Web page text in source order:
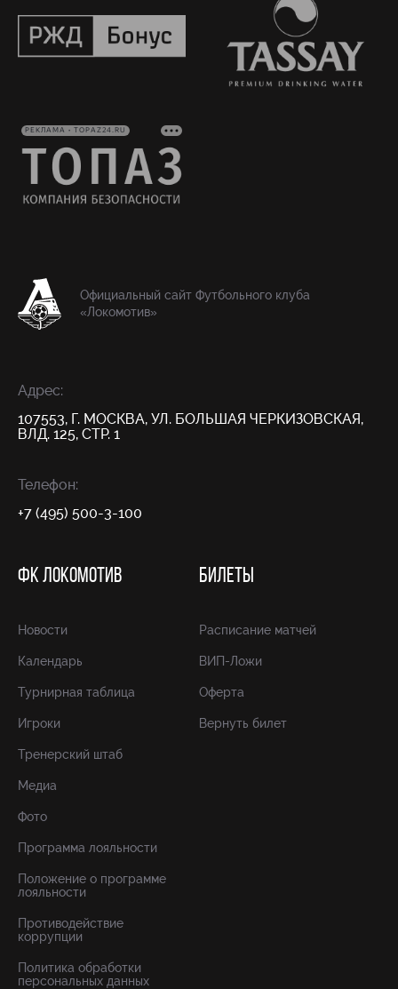
РЕКЛАМА • TOPAZ24.RU
Официальный сайт Футбольного клуба
«Локомотив»
Адрес:
107553, Г. МОСКВА, УЛ. БОЛЬШАЯ ЧЕРКИЗОВСКАЯ,
ВЛД. 125, СТР. 1
Телефон:
+7 (495) 500-3-100
ФК ЛОКОМОТИВ
Новости
Календарь
Турнирная таблица
Игроки
Тренерский штаб
Медиа
Фото
Программа лояльности
Положение о программе
лояльности
Противодействие
коррупции
Политика обработки
персональных данных
БИЛЕТЫ
Расписание матчей
ВИП-Ложи
Оферта
Вернуть билет